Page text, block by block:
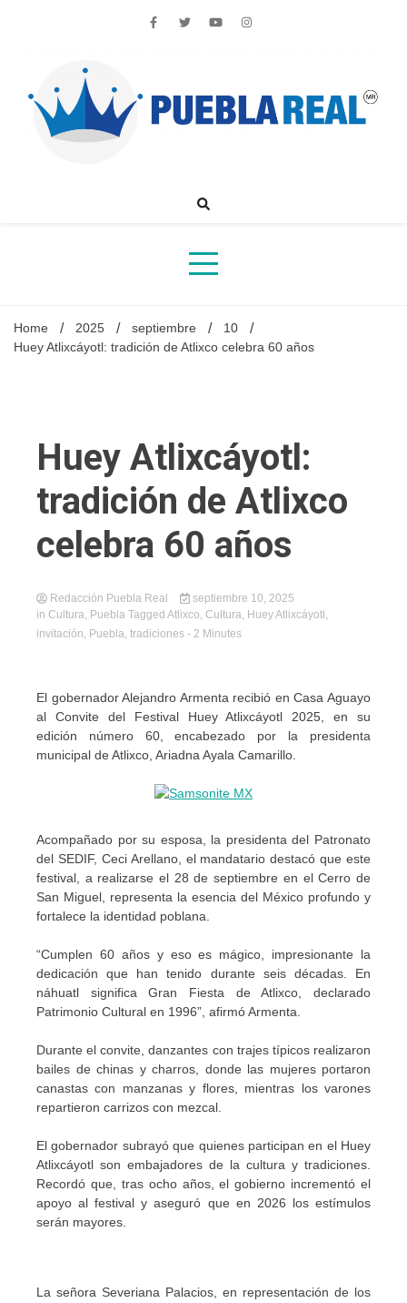
Noticias de actualidad de Puebla, México y el mundo
Home 2025 septiembre
10
Huey Atlixcáyotl: tradición de Atlixco celebra 60 años
Huey Atlixcáyotl:
tradición de Atlixco
celebra 60 años
Redacción Puebla Real
septiembre 10, 2025
in Cultura, Puebla Tagged Atlixco, Cultura, Huey Atlixcáyotl ,
invitación, Puebla, tradiciones - 2 Minutes
El gobernador Alejandro Armenta recibió en Casa Aguayo
al Convite del Festival Huey Atlixcáyotl 2025, en su
edición número 60, encabezado por la presidenta
municipal de Atlixco, Ariadna Ayala Camarillo.
Acompañado por su esposa, la presidenta del Patronato
del SEDIF, Ceci Arellano, el mandatario destacó que este
festival, a realizarse el 28 de septiembre en el Cerro de
San Miguel, representa la esencia del México profundo y
fortalece la identidad poblana.
“Cumplen 60 años y eso es mágico, impresionante la
dedicación que han tenido durante seis décadas. En
náhuatl significa Gran Fiesta de Atlixco, declarado
Patrimonio Cultural en 1996”, afirmó Armenta.
Durante el convite, danzantes con trajes típicos realizaron
bailes de chinas y charros, donde las mujeres portaron
canastas con manzanas y flores, mientras los varones
repartieron carrizos con mezcal.
El gobernador subrayó que quienes participan en el Huey
Atlixcáyotl son embajadores de la cultura y tradiciones.
Recordó que, tras ocho años, el gobierno incrementó el
apoyo al festival y aseguró que en 2026 los estímulos
serán mayores.
La señora Severiana Palacios, en representación de los